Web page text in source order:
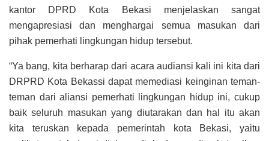
kantor DPRD Kota Bekasi menjelaskan sangat
mengapresiasi dan menghargai semua masukan dari
pihak pemerhati lingkungan hidup tersebut.
“Ya bang, kita berharap dari acara audiansi kali ini kita dari
DRPRD Kota Bekassi dapat memediasi keinginan teman-
teman dari aliansi pemerhati lingkungan hidup ini, cukup
baik seluruh masukan yang diutarakan dan hal itu akan
kita teruskan kepada pemerintah kota Bekasi, yaitu